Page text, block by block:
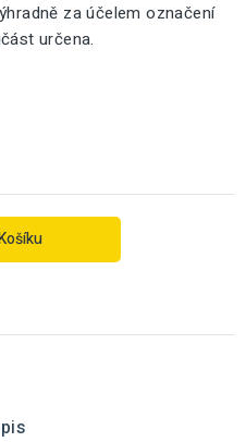
za účelem označení
určena.